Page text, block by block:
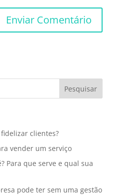
clientes?
vender um serviço
Para que serve e qual sua
pode ter sem uma gestão